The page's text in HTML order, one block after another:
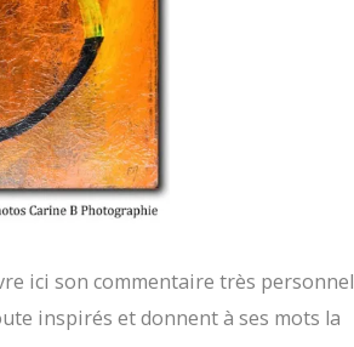
ici son commentaire très personnel
inspirés et donnent à ses mots la